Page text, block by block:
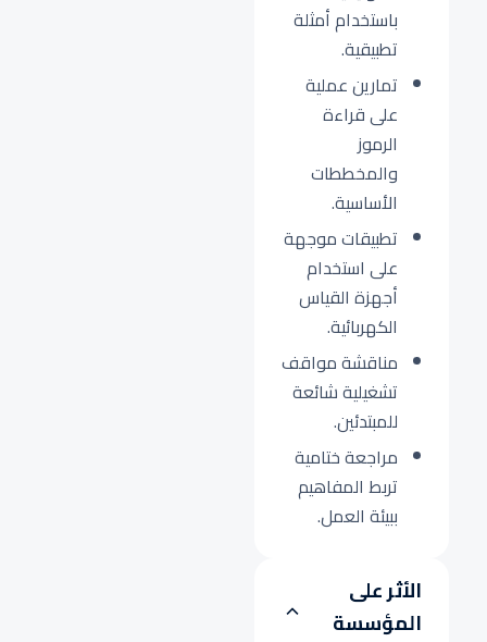
باستخدام أمثلة
تطبيقية.
تمارين عملية
على قراءة
الرموز
والمخططات
الأساسية.
تطبيقات موجهة
على استخدام
أجهزة القياس
الكهربائية.
مناقشة مواقف
تشغيلية شائعة
للمبتدئين.
مراجعة ختامية
تربط المفاهيم
ببيئة العمل.
الأثر على
المؤسسة